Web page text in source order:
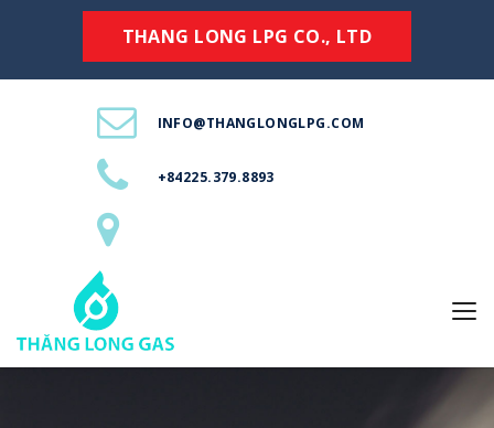
THANG LONG LPG CO., LTD
INFO@THANGLONGLPG.COM
+84225.379.8893